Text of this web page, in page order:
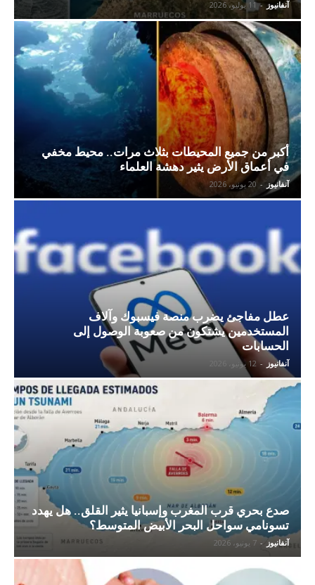
آنفانيوز - 11 يوليو، 2026
أكبر من جميع المحيطات بثلاث مرات.. محيط مخفي
في أعماق الأرض يثير دهشة العلماء
آنفانيوز - 20 يونيو، 2026
عطل مفاجئ يضرب منصة فيسبوك وآلاف
المستخدمين يشتكون من صعوبة الوصول إلى
الحسابات
آنفانيوز - 12 يونيو، 2026
صدع بحري قرب المغرب وإسبانيا يثير القلق.. هل يهدد
تسونامي سواحل البحر الأبيض المتوسط؟
آنفانيوز - 7 يونيو، 2026